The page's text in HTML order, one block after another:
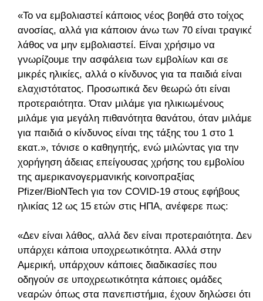
«Το να εμβολιαστεί κάποιος νέος βοηθά στο τοίχος
ανοσίας, αλλά για κάποιον άνω των 70 είναι τραγικό
λάθος να μην εμβολιαστεί. Είναι χρήσιμο να
γνωρίζουμε την ασφάλεια των εμβολίων και σε
μικρές ηλικίες, αλλά ο κίνδυνος για τα παιδιά είναι
ελαχιστότατος. Προσωπικά δεν θεωρώ ότι είναι
προτεραιότητα. Όταν μιλάμε για ηλικιωμένους
μιλάμε για μεγάλη πιθανότητα θανάτου, όταν μιλάμε
για παιδιά ο κίνδυνος είναι της τάξης του 1 στο 1
εκατ.», τόνισε ο καθηγητής, ενώ μιλώντας για την
χορήγηση άδειας επείγουσας χρήσης του εμβολίου
της αμερικανογερμανικής κοινοπραξίας
Pfizer/BioNTech για τον COVID-19 στους εφήβους
ηλικίας 12 ως 15 ετών στις ΗΠΑ, ανέφερε πως:
«Δεν είναι λάθος, αλλά δεν είναι προτεραιότητα. Δεν
υπάρχει κάποια υποχρεωτικότητα. Αλλά στην
Αμερική, υπάρχουν κάποιες διαδικασίες που
οδηγούν σε υποχρεωτικότητα κάποιες ομάδες
νεαρών όπως στα πανεπιστήμια, έχουν δηλώσει ότι